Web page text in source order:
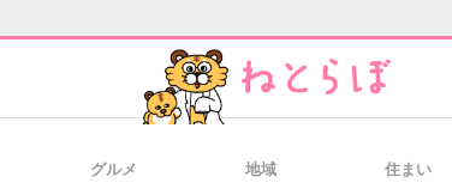
グルメ 地域 住まい